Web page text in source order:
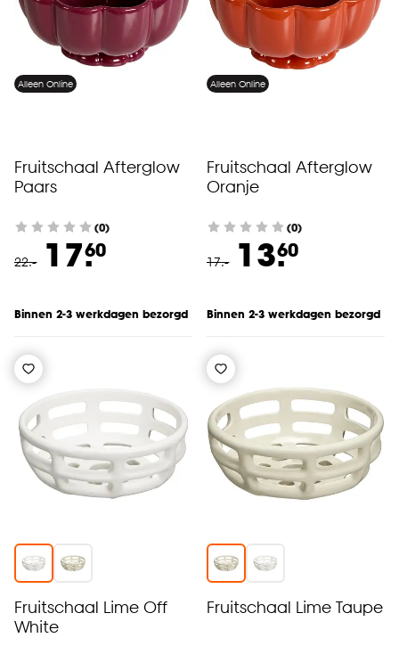
Alleen Online
Fruitschaal Afterglow
Paars
(0)
22.- 17.60
Binnen 2-3 werkdagen bezorgd
Alleen Online
Fruitschaal Afterglow
Oranje
(0)
17.- 13.60
Binnen 2-3 werkdagen bezorgd
Fruitschaal Lime Off
White
Fruitschaal Lime Taupe